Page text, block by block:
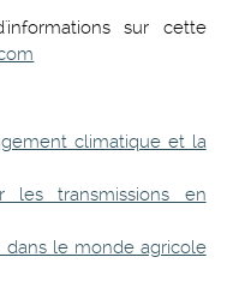
sur cette
climatique et la
les transmissions en
dans le monde agricole